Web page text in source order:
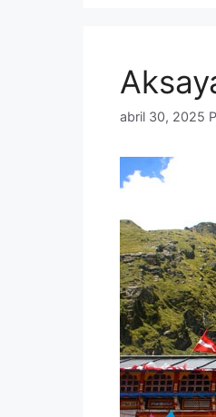
abril 30, 2025